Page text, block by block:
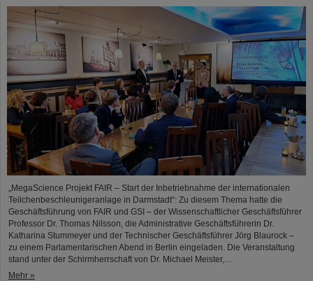
„MegaScience Projekt FAIR – Start der Inbetriebnahme der internationalen
Teilchenbeschleunigeranlage in Darmstadt“: Zu diesem Thema hatte die
Geschäftsführung von FAIR und GSI – der Wissenschaftlicher Geschäftsführer
Professor Dr. Thomas Nilsson, die Administrative Geschäftsführerin Dr.
Katharina Stummeyer und der Technischer Geschäftsführer Jörg Blaurock –
zu einem Parlamentarischen Abend in Berlin eingeladen. Die Veranstaltung
stand unter der Schirmherrschaft von Dr. Michael Meister,…
Mehr »